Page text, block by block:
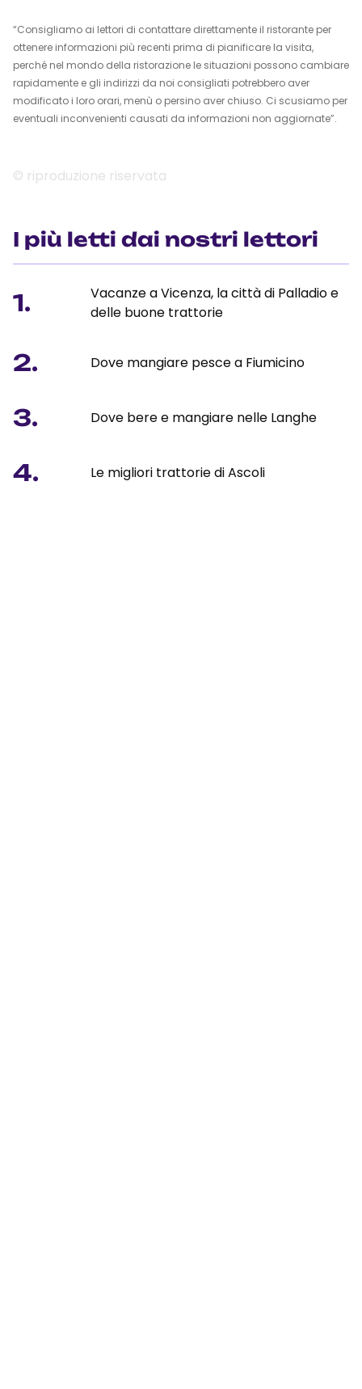
“Consigliamo ai lettori di contattare direttamente il ristorante per
ottenere informazioni più recenti prima di pianificare la visita,
perché nel mondo della ristorazione le situazioni possono cambiare
rapidamente e gli indirizzi da noi consigliati potrebbero aver
modificato i loro orari, menù o persino aver chiuso. Ci scusiamo per
eventuali inconvenienti causati da informazioni non aggiornate”.
© riproduzione riservata
I più letti dai nostri lettori
1.
Vacanze a Vicenza, la città di Palladio e
delle buone trattorie
2. Dove mangiare pesce a Fiumicino
3. Dove bere e mangiare nelle Langhe
4. Le migliori trattorie di Ascoli